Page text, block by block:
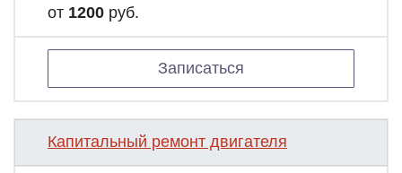
от 1200 руб.
Записаться
Капитальный ремонт двигателя